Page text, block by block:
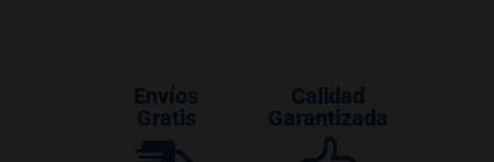
Envíos
Gratis
Calidad
Garantizada